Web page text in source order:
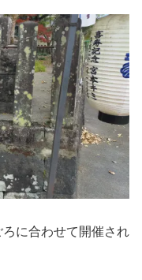
に合わせて開催され